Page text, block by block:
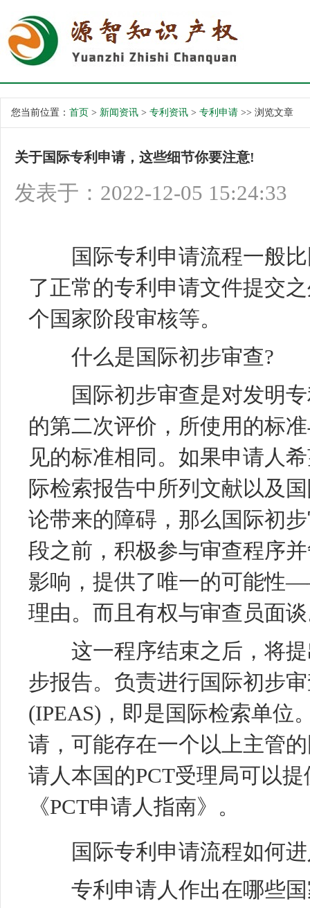
您当前位置： 首页 > 新闻资讯 > 专利资讯 > 专利申请 >> 浏览文章
关于国际专利申请，这些细节你要注意!
发表于：2022-12-05 15:24:33
国际专利 申请流程一般
了正常的专利申请文件提交
个国家阶段审核等。
什么是国际初步审查?
国际初步审查是对发明
的第二次评价，所使用的标
见的标准相同。如果申请人
际检索报告中所列文献以及
论带来的障碍，那么国际初
段之前，积极参与审查程序
影响，提供了唯一的可能性
理由。而且有权与审查员面
这一程序结束之后，将提
步报告。负责进行国际初步
(IPEAS)，即是国际检索单位
请，可能存在一个以上主管
请人本国的PCT受理局可以
《PCT申请人指南》。
国际专利申请流程如何进
专利申请人作出在哪些国